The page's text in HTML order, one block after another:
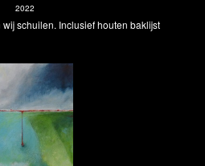
2022
schuilen. Inclusief houten baklijst